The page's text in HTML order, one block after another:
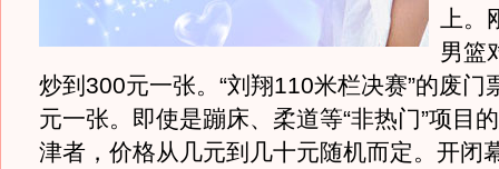
上。
男篮
炒到300元一张。“刘翔110米栏决赛”的废门
元一张。即使是蹦床、柔道等“非热门”项目
津者，价格从几元到几十元随机而定。开闭